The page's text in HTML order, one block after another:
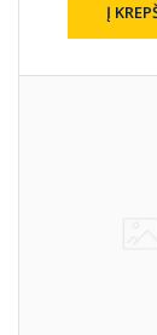
Į